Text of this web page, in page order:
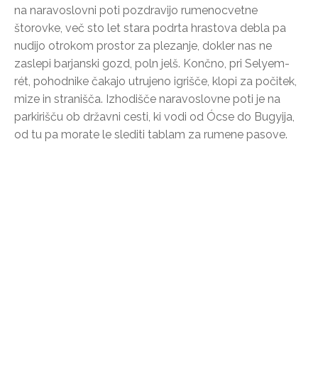
na naravoslovni poti pozdravijo rumenocvetne
štorovke, več sto let stara podrta hrastova debla pa
nudijo otrokom prostor za plezanje, dokler nas ne
zaslepi barjanski gozd, poln jelš. Končno, pri Selyem-
rét, pohodnike čakajo utrujeno igrišče, klopi za počitek,
mize in stranišča. Izhodišče naravoslovne poti je na
parkirišču ob državni cesti, ki vodi od Ócse do Bugyija,
od tu pa morate le slediti tablam za rumene pasove.